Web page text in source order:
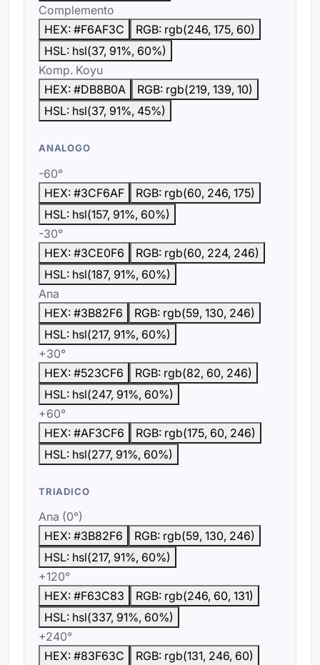
Complemento
HEX: #F6AF3C
RGB: rgb(246, 175, 60)
HSL: hsl(37, 91%, 60%)
Komp. Koyu
HEX: #DB8B0A
RGB: rgb(219, 139, 10)
HSL: hsl(37, 91%, 45%)
ANALOGO
-60°
HEX: #3CF6AF
RGB: rgb(60, 246, 175)
HSL: hsl(157, 91%, 60%)
-30°
HEX: #3CE0F6
RGB: rgb(60, 224, 246)
HSL: hsl(187, 91%, 60%)
Ana
HEX: #3B82F6
RGB: rgb(59, 130, 246)
HSL: hsl(217, 91%, 60%)
+30°
HEX: #523CF6
RGB: rgb(82, 60, 246)
HSL: hsl(247, 91%, 60%)
+60°
HEX: #AF3CF6
RGB: rgb(175, 60, 246)
HSL: hsl(277, 91%, 60%)
TRIADICO
Ana (0°)
HEX: #3B82F6
RGB: rgb(59, 130, 246)
HSL: hsl(217, 91%, 60%)
+120°
HEX: #F63C83
RGB: rgb(246, 60, 131)
HSL: hsl(337, 91%, 60%)
+240°
HEX: #83F63C
RGB: rgb(131, 246, 60)